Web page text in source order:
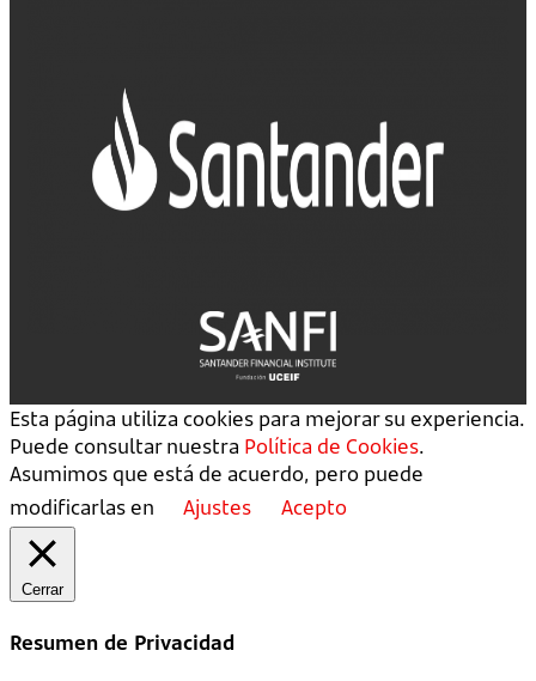
Esta página utiliza cookies para mejorar su experiencia.
Puede consultar nuestra Política de Cookies.
Asumimos que está de acuerdo, pero puede
modificarlas en
Ajustes Acepto
Cerrar
Resumen de Privacidad